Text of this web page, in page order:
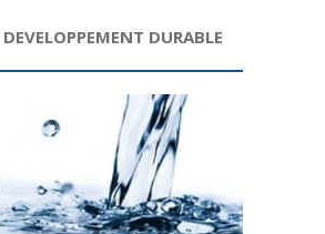
DEVELOPPEMENT DURABLE